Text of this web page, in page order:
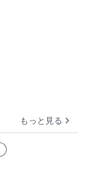
もっと見る